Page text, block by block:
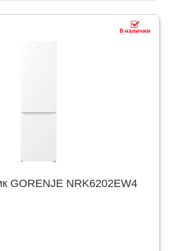
GORENJE NRK6202EW4